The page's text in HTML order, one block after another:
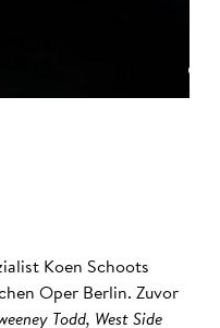
©
Koen Schoots
Oper Berlin. Zuvor
Todd, West Side